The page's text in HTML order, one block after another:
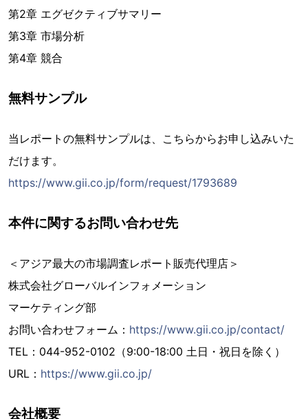
第2章 エグゼクティブサマリー
第3章 市場分析
第4章 競合
無料サンプル
当レポートの無料サンプルは、こちらからお申し込みいた
だけます。
https://www.gii.co.jp/form/request/1793689
本件に関するお問い合わせ先
＜アジア最大の市場調査レポート販売代理店＞
株式会社グローバルインフォメーション
マーケティング部
お問い合わせフォーム： https://www.gii.co.jp/contact/
TEL：044-952-0102（9:00-18:00 土日・祝日を除く）
URL： https://www.gii.co.jp/
会社概要